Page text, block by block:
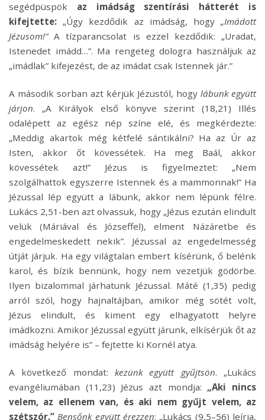
segédpüspök az imádság szentírási hátterét is
kifejtette: „Úgy kezdődik az imádság, hogy „Imádott
Jézusom!”A tízparancsolat is ezzel kezdődik: „Uradat,
Istenedet imádd…”. Ma rengeteg dologra használjuk az
„imádlak” kifejezést, de az imádat csak Istennek jár.”
A második sorban azt kérjük Jézustól, hogy lábunk együtt
járjon. „A Királyok első könyve szerint (18,21) Illés
odalépett az egész nép színe elé, és megkérdezte:
„Meddig akartok még kétfelé sántikálni? Ha az Úr az
Isten, akkor őt kövessétek. Ha meg Baál, akkor
kövessétek azt!” Jézus is figyelmeztet: „Nem
szolgálhattok egyszerre Istennek és a mammonnak!” Ha
Jézussal lép együtt a lábunk, akkor nem lépünk félre.
Lukács 2,51-ben azt olvassuk, hogy „Jézus ezután elindult
velük (Máriával és Józseffel), elment Názáretbe és
engedelmeskedett nekik”. Jézussal az engedelmesség
útját járjuk. Ha egy világtalan embert kísérünk, ő belénk
karol, és bízik bennünk, hogy nem vezetjük gödörbe.
Ilyen bizalommal járhatunk Jézussal. Máté (1,35) pedig
arról szól, hogy hajnaltájban, amikor még sötét volt,
Jézus elindult, és kiment egy elhagyatott helyre
imádkozni. Amikor Jézussal együtt járunk, elkísérjük őt az
imádság helyére is” – fejtette ki Kornél atya.
A következő mondat: kezünk együtt gyűjtsön. „Lukács
evangéliumában (11,23) Jézus azt mondja: „Aki nincs
velem, az ellenem van, és aki nem gyűjt velem, az
szétszór.” Bensőnk együtt érezzen: „Lukács (9,5–56) leírja,